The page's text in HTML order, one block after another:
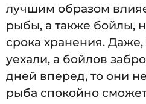
лучшим образом
рыбы, а также бойлы,
срока хранения.
уехали, а бойлов
дней вперед, то они не
рыба спокойно